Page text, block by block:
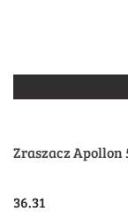
Zraszacz Apollon
36.31